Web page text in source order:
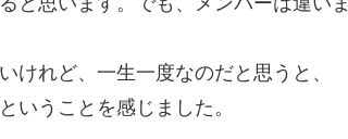
れど、一生一度なのだと思うと、
うことを感じました。